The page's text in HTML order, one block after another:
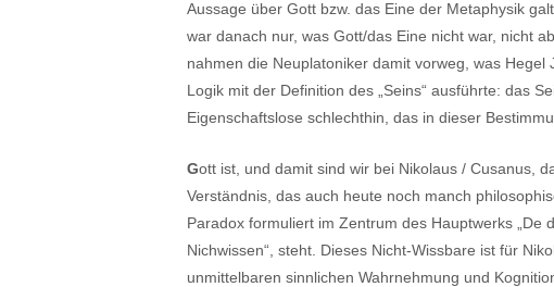
Aussage über Gott bzw. das Eine der Metaphysik
war danach nur, was Gott/das Eine nicht war, nicht
nahmen die Neuplatoniker damit vorweg, was
Logik mit der Definition des „Seins“ ausführte: das
Eigenschaftslose schlechthin, das in dieser
Gott ist, und damit sind wir bei Nikolaus / Cusanus,
Verständnis, das auch heute noch manch
Paradox formuliert im Zentrum des Hauptwerks „De
Nichwissen“, steht. Dieses Nicht-Wissbare ist für
unmittelbaren sinnlichen Wahrnehmung und